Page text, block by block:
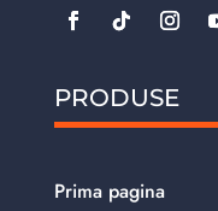
PRODUSE
Prima pagina